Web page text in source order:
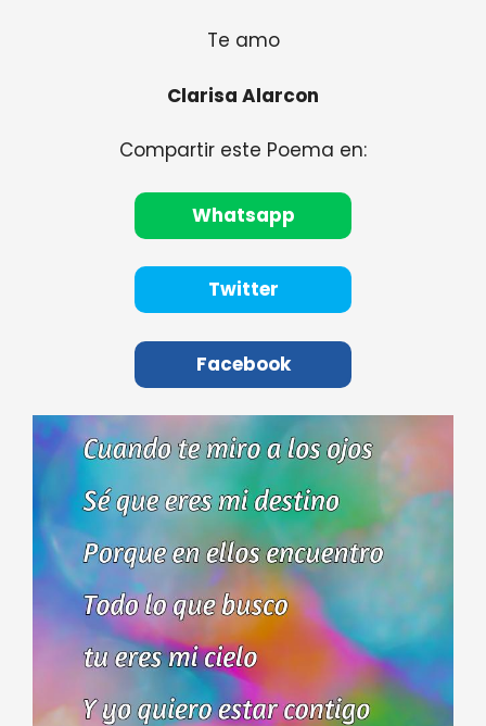
Te amo
Clarisa Alarcon
Compartir este Poema en:
Whatsapp
Twitter
Facebook